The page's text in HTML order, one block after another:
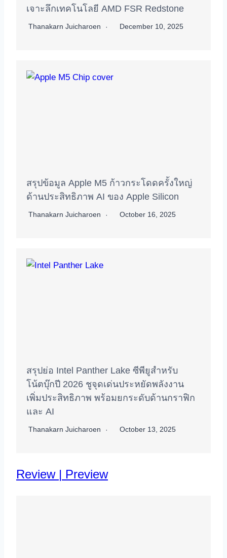
เจาะลึกเทคโนโลยี AMD FSR Redstone
Thanakarn Juicharoen December 10, 2025
สรุปข้อมูล Apple M5 ก้าวกระโดดครั้งใหญ่
ด้านประสิทธิภาพ AI ของ Apple Silicon
Thanakarn Juicharoen October 16, 2025
สรุปย่อ Intel Panther Lake ซีพียูสำหรับ
โน้ตบุ๊กปี 2026 ชูจุดเด่นประหยัดพลังงาน
เพิ่มประสิทธิภาพ พร้อมยกระดับด้านกราฟิก
และ AI
Thanakarn Juicharoen October 13, 2025
Review | Preview